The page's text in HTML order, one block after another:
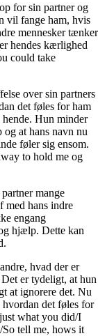
for sin partner og
vil fange ham, hvis
mennesker tænker
hendes kærlighed
could take
over sin partners
det føles for ham
Hun minder
og at hans navn nu
føler sig ensom.
to hold me og
mange
med hans indre
engang
hjælp. Dette kan
hvad der er
er tydeligt, at hun
at ignorere det. Nu
hvordan det føles for
what you did/I
tell me, hows it